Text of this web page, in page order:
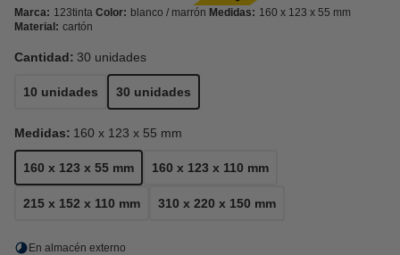
Marca: 123tinta Color: blanco / marrón Medidas: 160 x 123 x 55 mm
Material: cartón
Cantidad: 30 unidades
10 unidades 30 unidades
Medidas: 160 x 123 x 55 mm
160 x 123 x 55 mm 160 x 123 x 110 mm
215 x 152 x 110 mm 310 x 220 x 150 mm
En almacén externo